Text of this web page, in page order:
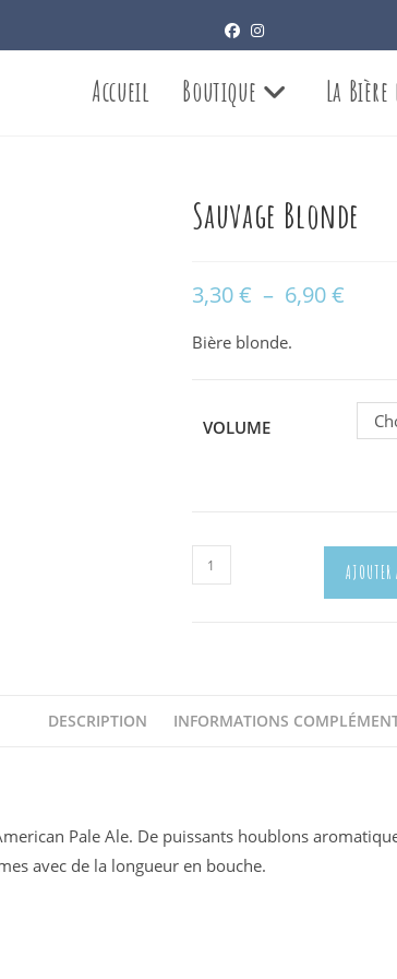
Accueil Boutique La Bière
Sauvage Blonde
3,30€ – 6,90€Plage
de
Bière blonde.
VOLUME
quantité
de
DESCRIPTION INFORMATIONS
Pale Ale. De puissants houblons
avec de la longueur en bouche.